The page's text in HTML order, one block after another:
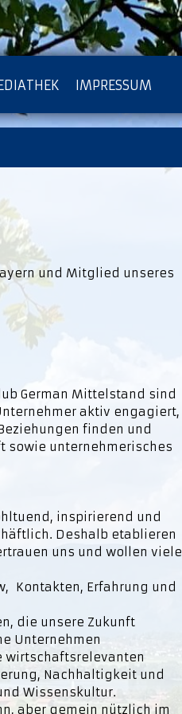
IMPRESSUM
und Mitglied unseres
German Mittelstand sind
aktiv engagiert,
finden und
sowie unternehmerisches
inspirierend und
Deshalb etablieren
uns und wollen viele
Kontakten, Erfahrung und
die unsere Zukunft
Unternehmen
wirtschaftsrelevanten
Nachhaltigkeit und
Wissenskultur.
aber gemein nützlich im